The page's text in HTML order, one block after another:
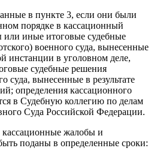
в пункте 3, если они были
порядке в кассационный
иные итоговые судебные
военного суда, вынесенные
инстанции в уголовном деле,
судебные решения
суда, вынесенные в результате
определения кассационного
в Судебную коллегию по делам
Суда Российской Федерации.
кассационные жалобы и
поданы в определенные сроки: